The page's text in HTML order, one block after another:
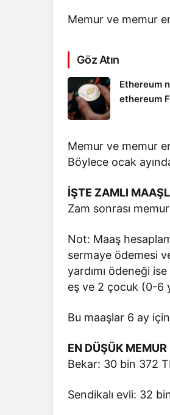
Memur ve memur
Göz Atın
Ethereum
ethereum
Memur ve memur
Böylece ocak
İŞTE ZAMLI
Zam sonrası
Not: Maaş
sermaye ödemesi
yardımı ödeneği
eş ve 2 çocuk (0-6
Bu maaşlar 6 ay
EN DÜŞÜK
Bekar: 30 bin 372
Sendikalı evli: 32